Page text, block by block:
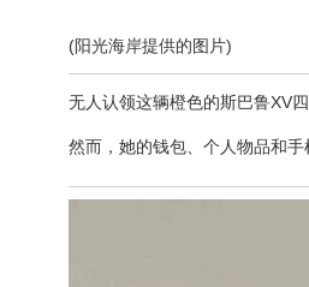
(阳光海岸提供的图片)
无人认领这辆橙色的斯巴鲁XV
然而，她的钱包、个人物品和手